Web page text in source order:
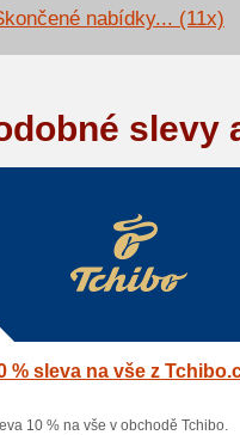
nabídky... (11x)
slevy
% sleva na vše z
10 % na vše v obchodě Tchibo.